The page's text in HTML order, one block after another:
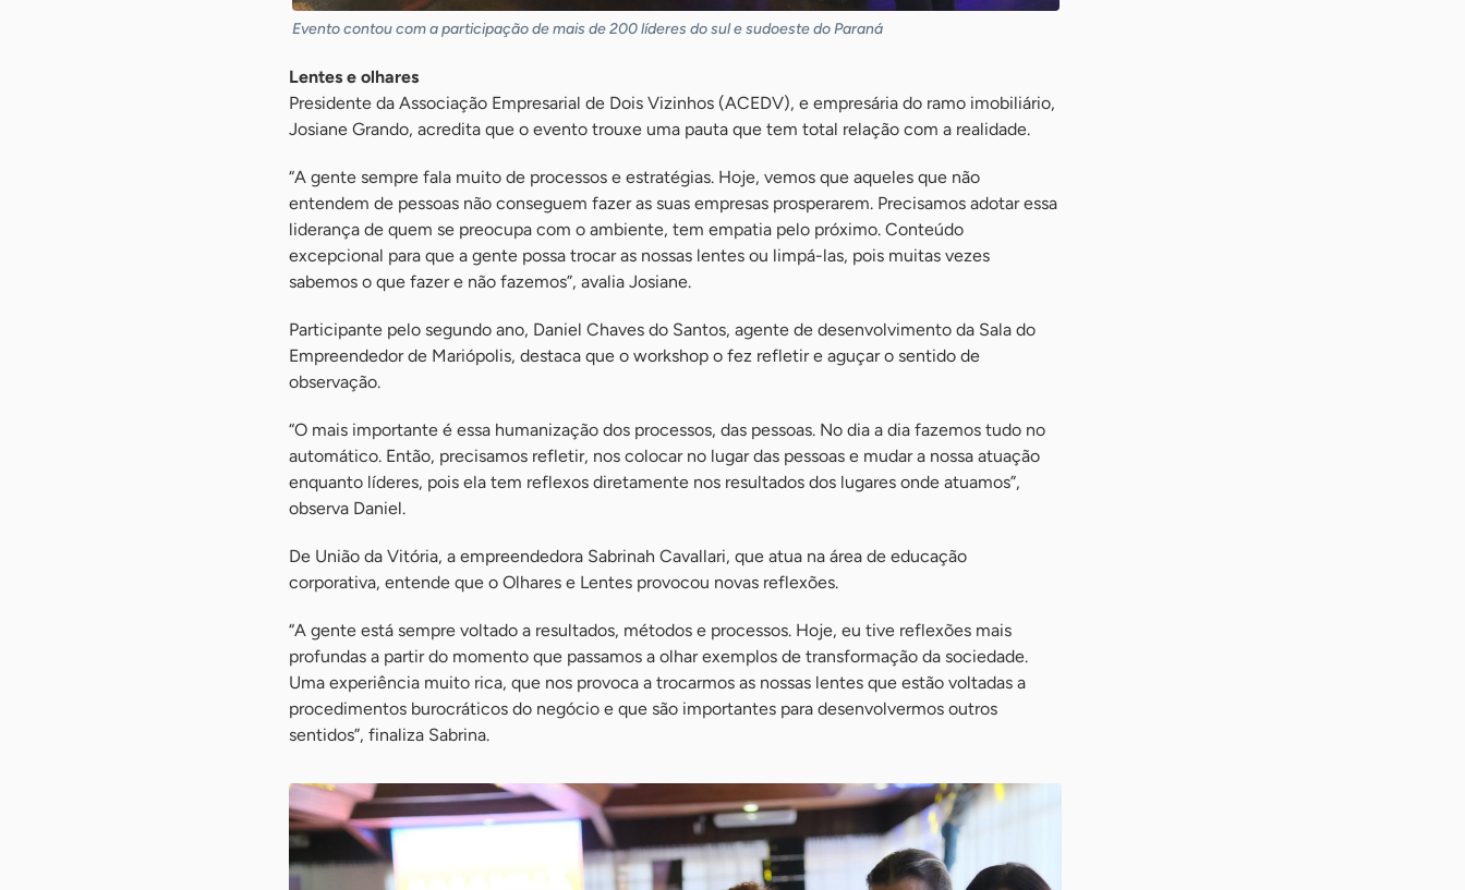
Evento contou com a participação de mais de 200 líderes do sul e sudoeste do Paraná
Lentes e olhares
Presidente da Associação Empresarial de Dois Vizinhos (ACEDV), e empresária do ramo imobiliário,
Josiane Grando, acredita que o evento trouxe uma pauta que tem total relação com a realidade.
“A gente sempre fala muito de processos e estratégias. Hoje, vemos que aqueles que não
entendem de pessoas não conseguem fazer as suas empresas prosperarem. Precisamos adotar essa
liderança de quem se preocupa com o ambiente, tem empatia pelo próximo. Conteúdo
excepcional para que a gente possa trocar as nossas lentes ou limpá-las, pois muitas vezes
sabemos o que fazer e não fazemos”, avalia Josiane.
Participante pelo segundo ano, Daniel Chaves do Santos, agente de desenvolvimento da Sala do
Empreendedor de Mariópolis, destaca que o workshop o fez refletir e aguçar o sentido de
observação.
“O mais importante é essa humanização dos processos, das pessoas. No dia a dia fazemos tudo no
automático. Então, precisamos refletir, nos colocar no lugar das pessoas e mudar a nossa atuação
enquanto líderes, pois ela tem reflexos diretamente nos resultados dos lugares onde atuamos”,
observa Daniel.
De União da Vitória, a empreendedora Sabrinah Cavallari, que atua na área de educação
corporativa, entende que o Olhares e Lentes provocou novas reflexões.
“A gente está sempre voltado a resultados, métodos e processos. Hoje, eu tive reflexões mais
profundas a partir do momento que passamos a olhar exemplos de transformação da sociedade.
Uma experiência muito rica, que nos provoca a trocarmos as nossas lentes que estão voltadas a
procedimentos burocráticos do negócio e que são importantes para desenvolvermos outros
sentidos”, finaliza Sabrina.